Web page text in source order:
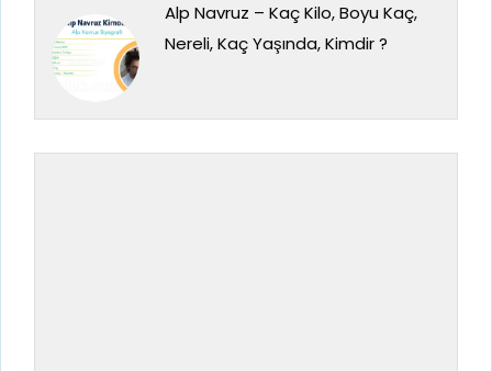
Alp Navruz – Kaç Kilo, Boyu Kaç,
Nereli, Kaç Yaşında, Kimdir ?